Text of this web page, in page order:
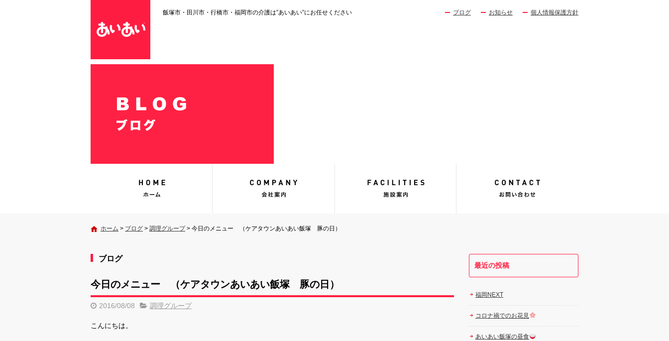
飯塚市・田川市・行橋市・福岡市の介護は”あいあい”にお任せください ブログ お知らせ 個人情報保護方針
ホーム > ブログ > 調理グループ> 今日のメニュー （ケアタウンあいあい飯塚 豚の日）
ブログ
今日のメニュー （ケアタウンあいあい飯塚 豚の日）
2016/08/08 調理グループ
こんにちは。
最近の投稿
福岡NEXT
コロナ禍でのお花見
あいあい飯塚の昼食